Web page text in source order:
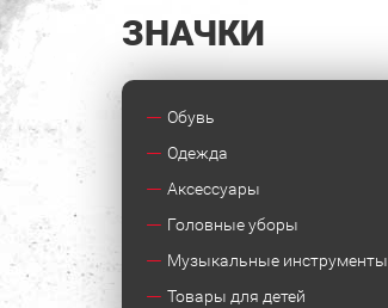
ЗНАЧКИ
Обувь
Одежда
Аксессуары
Головные уборы
Музыкальные инструменты
Товары для детей